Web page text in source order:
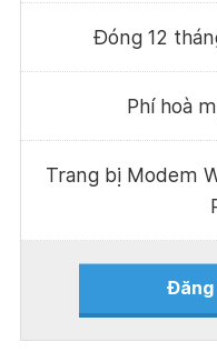
Đóng 12
Phí hoà
Trang bị Modem
Đăng